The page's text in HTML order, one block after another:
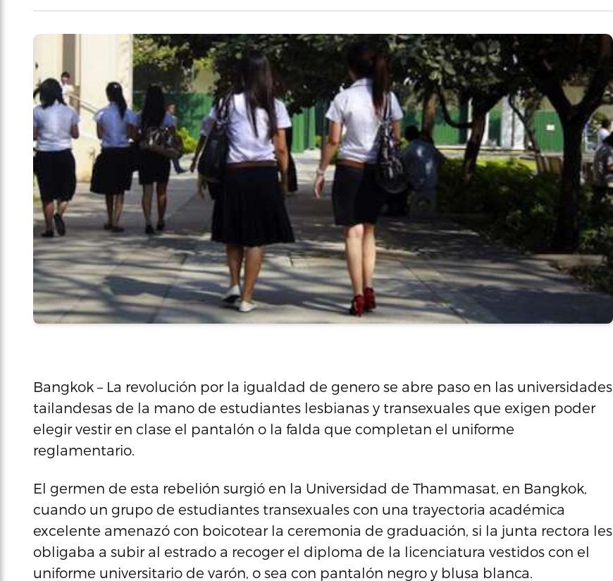
Bangkok – La revolución por la igualdad de genero se abre paso en las universidades
tailandesas de la mano de estudiantes lesbianas y transexuales que exigen poder
elegir vestir en clase el pantalón o la falda que completan el uniforme
reglamentario.
El germen de esta rebelión surgió en la Universidad de Thammasat, en Bangkok,
cuando un grupo de estudiantes transexuales con una trayectoria académica
excelente amenazó con boicotear la ceremonia de graduación, si la junta rectora les
obligaba a subir al estrado a recoger el diploma de la licenciatura vestidos con el
uniforme universitario de varón, o sea con pantalón negro y blusa blanca.